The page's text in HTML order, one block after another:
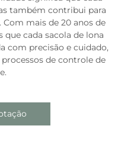
também contribui para
mais de 20 anos de
cada sacola de lona
com precisão e cuidado,
de controle de